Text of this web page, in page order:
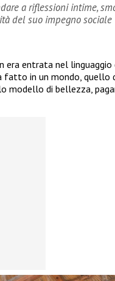
a riflessioni intime,
del suo impegno sociale
era entrata nel linguaggio
fatto in un mondo,
modello di bellezza,